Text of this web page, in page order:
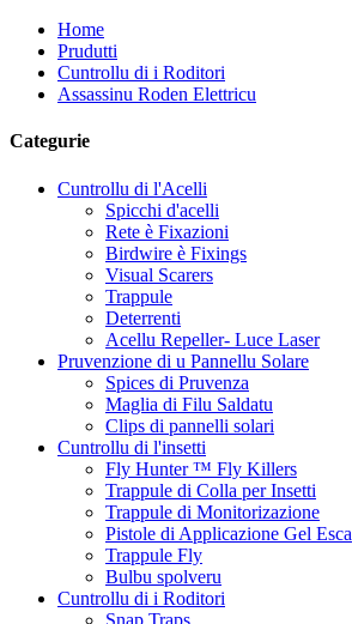
Home
Prudutti
Cuntrollu di i Roditori
Assassinu Roden Elettricu
Categurie
Cuntrollu di l'Acelli
Spicchi d'acelli
Rete è Fixazioni
Birdwire è Fixings
Visual Scarers
Trappule
Deterrenti
Acellu Repeller- Luce Laser
Pruvenzione di u Pannellu Solare
Spices di Pruvenza
Maglia di Filu Saldatu
Clips di pannelli solari
Cuntrollu di l'insetti
Fly Hunter ™ Fly Killers
Trappule di Colla per Insetti
Trappule di Monitorizazione
Pistole di Applicazione Gel Esca
Trappule Fly
Bulbu spolveru
Cuntrollu di i Roditori
Snap Traps